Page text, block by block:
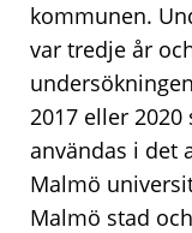
kommunen.
var tredje år
2017 eller
användas i det
Malmö
Malmö stad